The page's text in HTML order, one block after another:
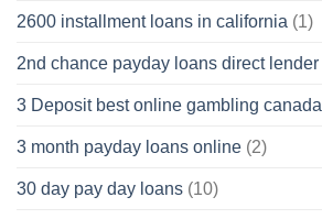
2600 installment loans in california (1)
2nd chance payday loans direct lender
3 Deposit best online gambling canada
3 month payday loans online (2)
30 day pay day loans (10)